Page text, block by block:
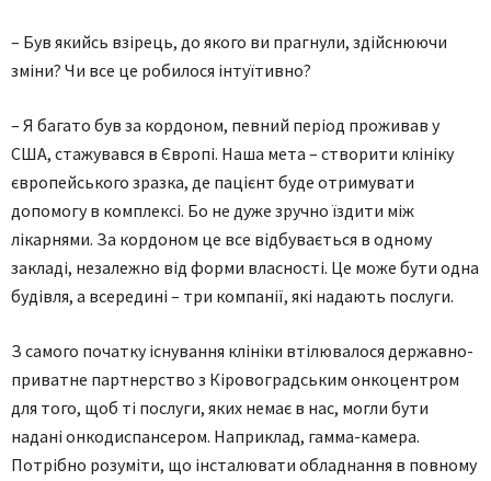
– Був якийсь взірець, до якого ви прагнули, здійснюючи
зміни? Чи все це робилося інтуїтивно?
– Я багато був за кордоном, певний період проживав у
США, стажувався в Європі. Наша мета – створити клініку
європейського зразка, де пацієнт буде отримувати
допомогу в комплексі. Бо не дуже зручно їздити між
лікарнями. За кордоном це все відбувається в одному
закладі, незалежно від форми власності. Це може бути одна
будівля, а всередині – три компанії, які надають послуги.
З самого початку існування клініки втілювалося державно-
приватне партнерство з Кіровоградським онкоцентром
для того, щоб ті послуги, яких немає в нас, могли бути
надані онкодиспансером. Наприклад, гамма-камера.
Потрібно розуміти, що інсталювати обладнання в повному